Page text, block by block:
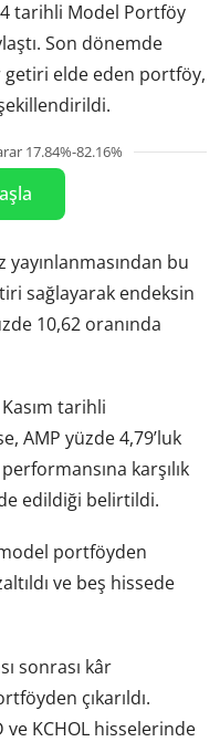
tarihli Model Portföy
Son dönemde
getiri elde eden portföy,
17.84%-82.16%
yayınlanmasından bu
sağlayarak endeksin
10,62 oranında
tarihli
AMP yüzde 4,79’luk
karşılık
edildiği belirtildi.
portföyden
ve beş hissede
sonrası kâr
çıkarıldı.
ve KCHOL hisselerinde